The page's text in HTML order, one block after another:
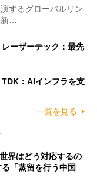
するグローバルリン
…
レーザーテック：最先
TDK：AIインフラを支
一覧を見る
界はどう対応するの
「蒸留を行う中国